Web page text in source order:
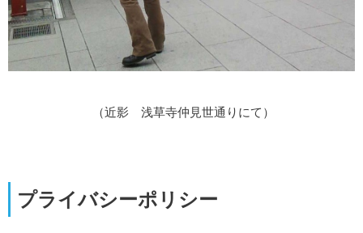
（近影 浅草寺仲見世通りにて）
プライバシーポリシー